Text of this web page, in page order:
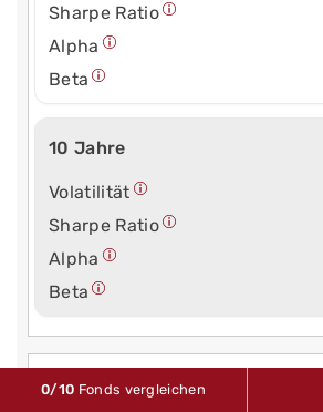
Sharpe Ratio
Alpha
Beta
10 Jahre
Volatilität
Sharpe Ratio
Alpha
Beta
Maximum Drawdown
0/10 Fonds vergleichen